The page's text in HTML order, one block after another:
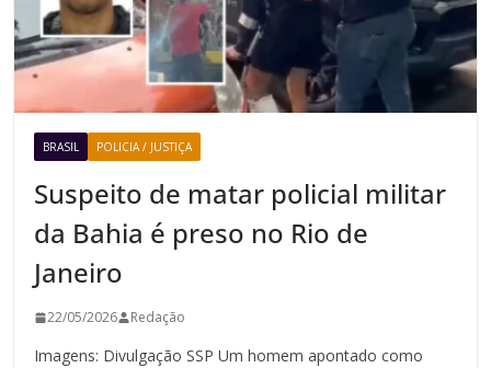
BRASIL POLICIA / JUSTIÇA
Suspeito de matar policial militar
da Bahia é preso no Rio de
Janeiro
22/05/2026 Redação
Imagens: Divulgação SSP Um homem apontado como